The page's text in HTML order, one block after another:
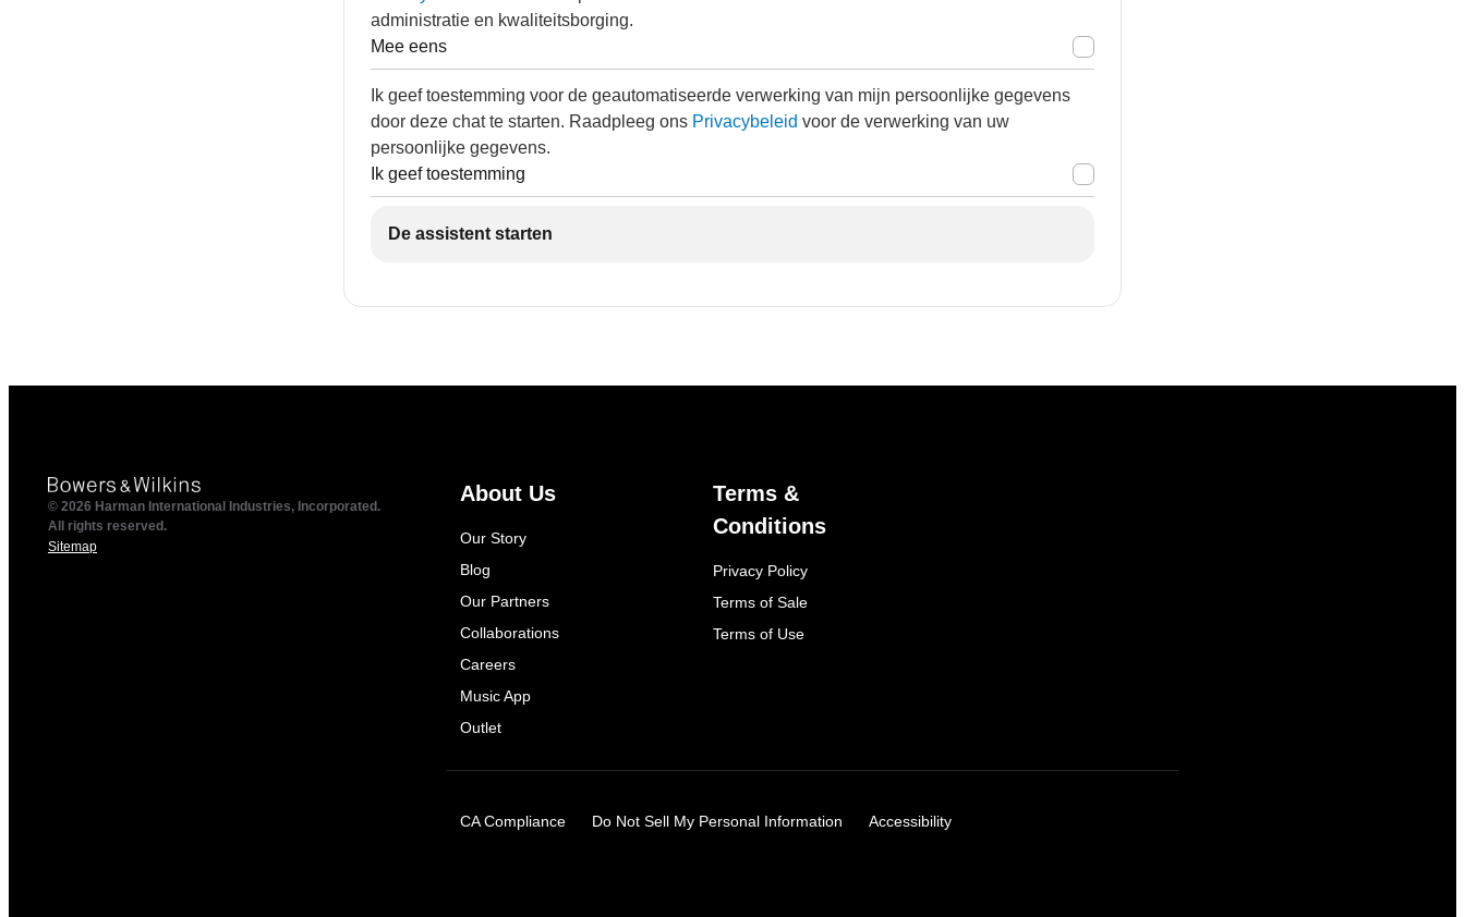
administratie en kwaliteitsborging.
Mee eens
Ik geef toestemming voor de geautomatiseerde verwerking van mijn persoonlijke gegevens
door deze chat te starten. Raadpleeg ons Privacybeleid voor de verwerking van uw
persoonlijke gegevens.
Ik geef toestemming
De assistent starten
© 2026 Harman International Industries, Incorporated.
All rights reserved.
Sitemap
About Us
Our Story
Blog
Our Partners
Collaborations
Careers
Music App
Outlet
Terms &
Conditions
Privacy Policy
Terms of Sale
Terms of Use
CA Compliance Do Not Sell My Personal Information Accessibility